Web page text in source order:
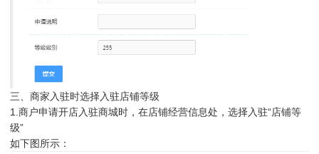
三、商家入驻时选择入驻店铺等级
1.商户申请开店入驻商城时，在店铺经营信息处，选择入驻“店铺等
级”
如下图所示：